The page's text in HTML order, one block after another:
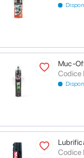
Muc-
Codice
Codice